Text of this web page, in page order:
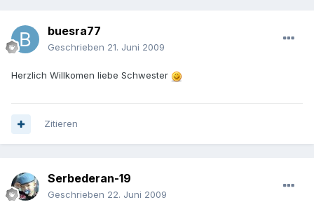
buesra77
Geschrieben 21. Juni 2009
Herzlich Willkomen liebe Schwester
Zitieren
Serbederan-19
Geschrieben 22. Juni 2009